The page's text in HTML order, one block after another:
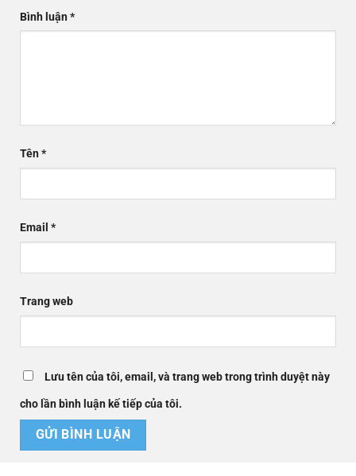
Bình luận*
Tên*
Email *
Trang web
Lưu tên của tôi, email, và trang web trong trình duyệt này
cho lần bình luận kế tiếp của tôi.